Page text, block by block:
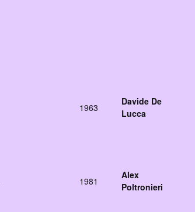
1963
Davide De
Lucca
1981
Alex
Poltronieri